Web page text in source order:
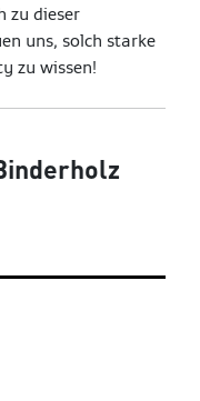
zu dieser
uns, solch starke
zu wissen!